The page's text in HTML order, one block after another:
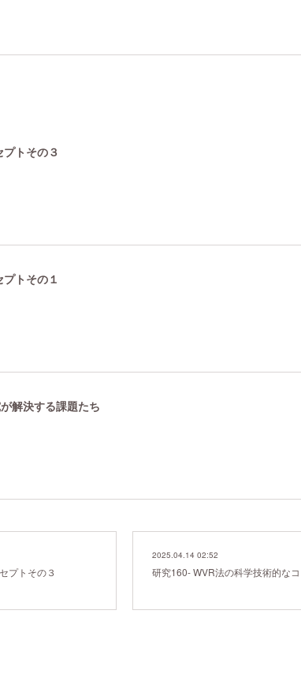
トその３
トその１
解決する課題たち
プトその３
2025.04.14 02:52
研究160- WVR法の科学技術的な